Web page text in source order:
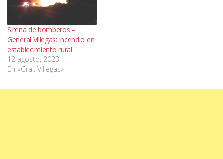
Sirena de bomberos –
General Villegas: incendio en
establecimiento rural
12 agosto, 2023
En «Gral. Villegas»